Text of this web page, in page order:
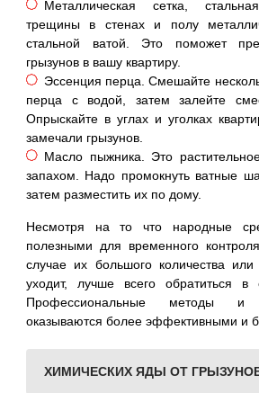
Металлическая сетка,
трещины в стенах и полу
стальной ватой. Это поможет
грызунов в вашу квартиру.
Эссенция перца. Смешайте
перца с водой, затем залейте
Опрыскайте в углах и уголках
замечали грызунов.
Масло пыжника. Это
запахом. Надо промокнуть ватные
затем разместить их по дому.
Несмотря на то что народные
полезными для временного
случае их большого количества
уходит, лучше всего обратиться в
Профессиональные методы и
оказываются более эффективными и
ХИМИЧЕСКИХ ЯДЫ ОТ